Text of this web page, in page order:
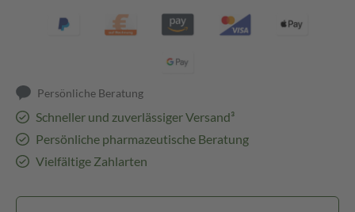
Persönliche Beratung
Schneller und zuverlässiger Versand³
Persönliche pharmazeutische Beratung
Vielfältige Zahlarten